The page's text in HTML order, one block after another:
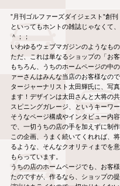
”月刊ゴルファーズダイジェスト”創刊
といってもホントの雑誌じゃなくて
＾；；
いわゆるウェブマガジンのようなも
ただ、これは単なるショップの「お
もちろん、うちのホームページの中
ァーさんはみんな当店のお客様なの
タージャーナリスト太田輝氏に、写
ます！デザインは太田さんと大将の共
スピニングガレージ、というキーワ
そうなページ構成やインタビュー内
で、一切うちの店の手を加えずに制作
この企画、うまく続いてくれれば、
るような、そんなクオリティまでを
もらっています。
うちの店のホームページでも、お客
たのですが、作るなら、ショップの